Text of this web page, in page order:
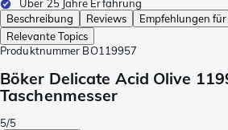
Über 25 Jahre Erfahrung
Beschreibung
Reviews Empfehlungen für
Relevante Topics
Produktnummer BO119957
Böker Delicate Acid Olive
Taschenmesser
5/5